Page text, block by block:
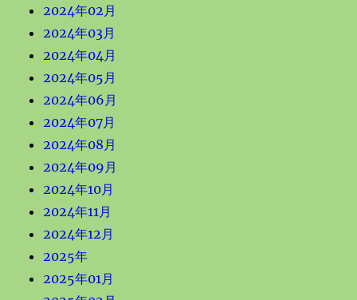
2024年02月
2024年03月
2024年04月
2024年05月
2024年06月
2024年07月
2024年08月
2024年09月
2024年10月
2024年11月
2024年12月
2025年
2025年01月